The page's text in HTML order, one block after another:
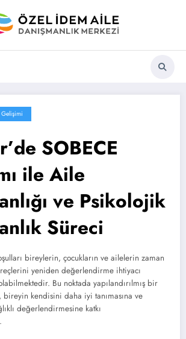
SOBECE
ile Aile
ve Psikolojik
Süreci
bireylerin, çocukların ve ailelerin zaman
yeniden değerlendirme ihtiyacı
Bu noktada yapılandırılmış bir
bireyin kendisini daha iyi tanımasına ve
değerlendirmesine katkı